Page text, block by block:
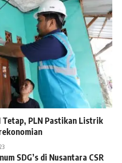
PLN Pastikan Listrik
SDG’s di Nusantara CSR